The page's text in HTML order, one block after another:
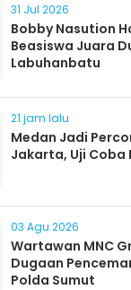
31 Jul 2026
Bobby Nasution
Beasiswa Juara
Labuhanbatu
21 jam lalu
Medan Jadi
Jakarta, Uji Coba
03 Agu 2026
Wartawan MNC
Dugaan
Polda Sumut